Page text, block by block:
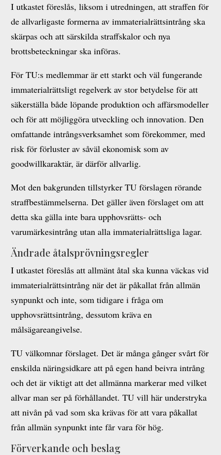
I utkastet föreslås, liksom i utredningen, att straffen för
de allvarligaste formerna av immaterialrättsintrång ska
skärpas och att särskilda straffskalor och nya
brottsbeteckningar ska införas.
För TU:s medlemmar är ett starkt och väl fungerande
immaterialrättsligt regelverk av stor betydelse för att
säkerställa både löpande produktion och affärsmodeller
och för att möjliggöra utveckling och innovation. Den
omfattande intrångsverksamhet som förekommer, med
risk för förluster av såväl ekonomisk som av
goodwillkaraktär, är därför allvarlig.
Mot den bakgrunden tillstyrker TU förslagen rörande
straffbestämmelserna. Det gäller även förslaget om att
detta ska gälla inte bara upphovsrätts- och
varumärkesintrång utan alla immaterialrättsliga lagar.
Ändrade åtalsprövningsregler
I utkastet föreslås att allmänt åtal ska kunna väckas vid
immaterialrättsintrång när det är påkallat från allmän
synpunkt och inte, som tidigare i fråga om
upphovsrättsintrång, dessutom kräva en
målsägareangivelse.
TU välkomnar förslaget. Det är många gånger svårt för
enskilda näringsidkare att på egen hand beivra intrång
och det är viktigt att det allmänna markerar med vilket
allvar man ser på förhållandet. TU vill här understryka
att nivån på vad som ska krävas för att vara påkallat
från allmän synpunkt inte får vara för hög.
Förverkande och beslag